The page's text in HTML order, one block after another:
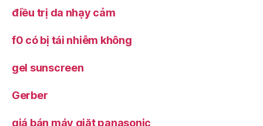
điều trị da nhạy cảm
f0 có bị tái nhiễm không
gel sunscreen
Gerber
giá bán máy giặt panasonic